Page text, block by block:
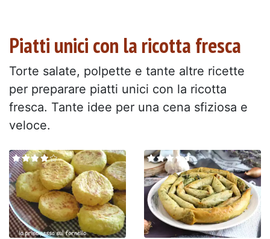
Piatti unici con la ricotta fresca
Torte salate, polpette e tante altre ricette
per preparare piatti unici con la ricotta
fresca. Tante idee per una cena sfiziosa e
veloce.